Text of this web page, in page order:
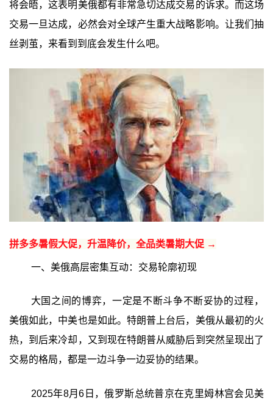
将会晤，这表明美俄都有非常急切达成交易的诉求。而这场
交易一旦达成，必然会对全球产生重大战略影响。让我们抽
丝剥茧，来看到到底会发生什么吧。
拼多多暑假大促，升温降价，全品类暑期大促 →
一、美俄高层密集互动：交易轮廓初现
大国之间的博弈，一定是不断斗争不断妥协的过程，
美俄如此，中美也是如此。特朗普上台后，美俄从最初的火
热，到后来冷却，又到现在特朗普从威胁后到突然呈现出了
交易的格局，都是一边斗争一边妥协的结果。
2025年8月6日，俄罗斯总统普京在克里姆林宫会见美